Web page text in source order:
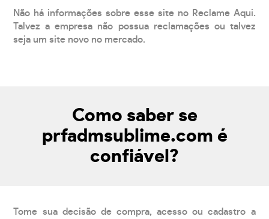
Não há informações sobre esse site no Reclame Aqui.
Talvez a empresa não possua reclamações ou talvez
seja um site novo no mercado.
Como saber se
prfadmsublime.com é
confiável?
Tome sua decisão de compra, acesso ou cadastro a